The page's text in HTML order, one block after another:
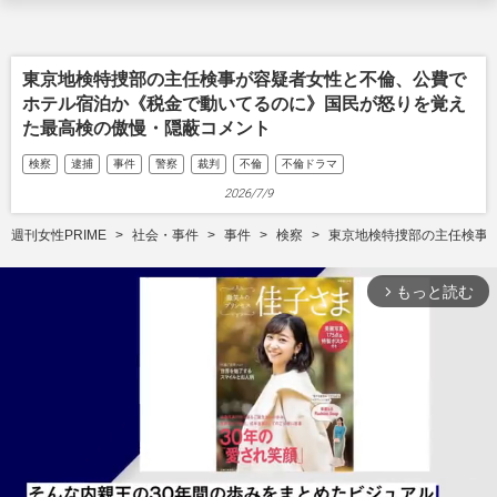
東京地検特捜部の主任検事が容疑者女性と不倫、公費で
ホテル宿泊か《税金で動いてるのに》国民が怒りを覚え
た最高検の傲慢・隠蔽コメント
検察 逮捕 事件 警察 裁判 不倫 不倫ドラマ
2026/7/9
週刊女性PRIME 社会・事件 事件 検察 東京地検特捜部の主任検事
arrow_forward_ios もっと読む